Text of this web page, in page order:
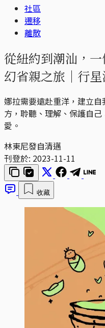
社區
遷移
離散
從紐約到潮汕，
幻省親之旅｜行
娜拉需要遠赴重洋，建立
方，聆聽、理解、保護自
愛。
林東尼發自清邁
刊登於: 2023-11-11
收藏